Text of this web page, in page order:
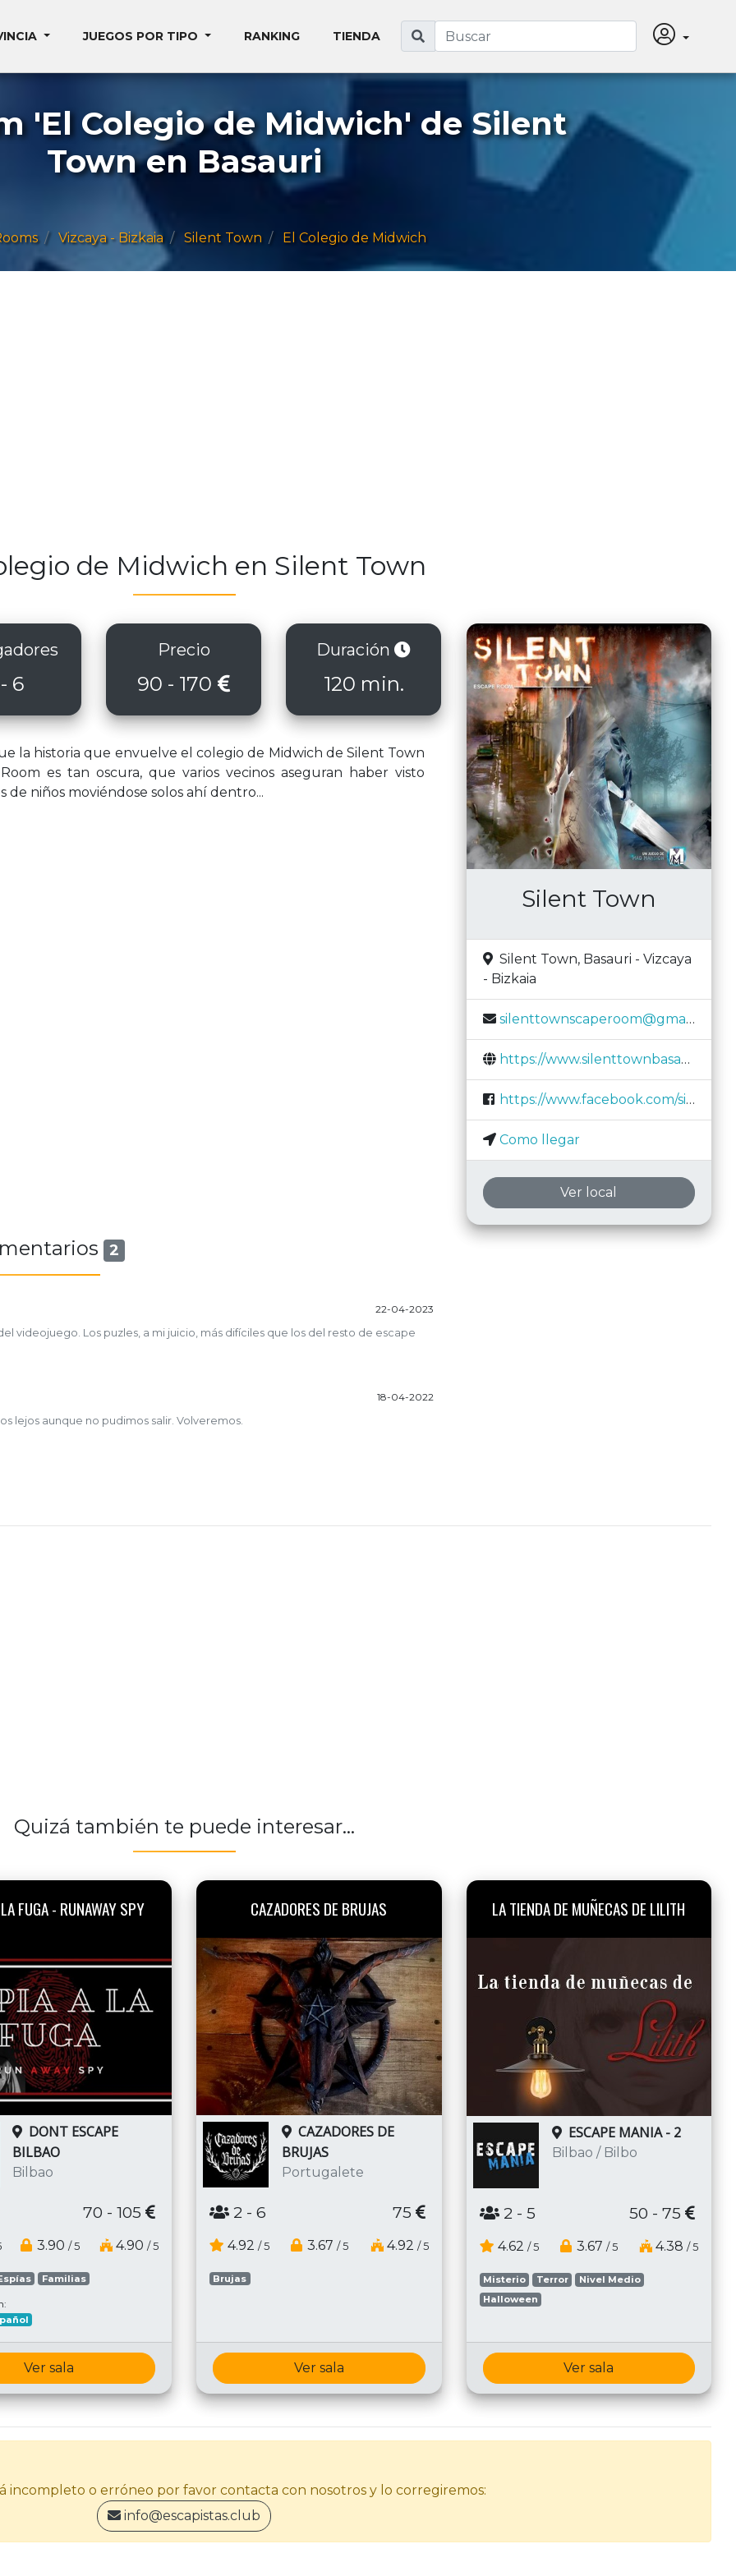
JUEGOS POR TIPO RANKING TIENDA
'El Colegio de Midwich' de Silent
Town en Basauri
Vizcaya - Bizkaia Silent Town El Colegio de Midwich
de Midwich en Silent Town
6
Precio
90 - 170
Duración
120 min.
la historia que envuelve el colegio de Midwich de Silent Town
es tan oscura, que varios vecinos aseguran haber visto
de niños moviéndose solos ahí dentro...
2
22-04-2023
videojuego. Los puzles, a mi juicio, más difíciles que los del resto de escape
18-04-2022
lejos aunque no pudimos salir. Volveremos.
Silent Town
Silent Town, Basauri - Vizcaya
- Bizkaia
silenttownscaperoom@gmail.com
https://www.silenttownbasauri.com/
https://www.facebook.com/silenttownescaperoom/
Como llegar
Ver local
Quizá también te puede interesar...
FUGA - RUNAWAY SPY
DONT ESCAPE
BILBAO
Bilbao
70 - 105
3.90/ 5 4.90 / 5
Familias
Ver sala
CAZADORES DE BRUJAS
CAZADORES DE
BRUJAS
Portugalete
2 - 6 75
4.92 / 5 3.67/ 5 4.92 / 5
Brujas
Ver sala
LA TIENDA DE MUÑECAS DE LILITH
ESCAPE MANIA - 2
Bilbao / Bilbo
2 - 5 50 - 75
4.62 / 5 3.67 / 5 4.38 / 5
Misterio Terror
Nivel Medio
Halloween
Ver sala
incompleto o erróneo por favor contacta con nosotros y lo corregiremos:
info@escapistas.club